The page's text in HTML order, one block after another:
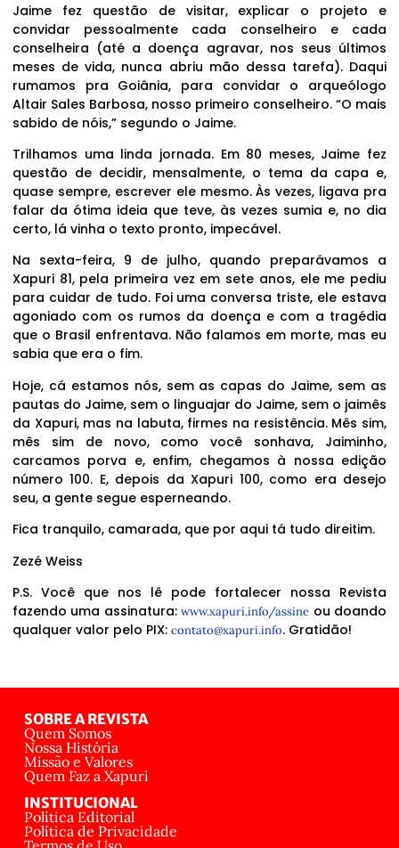
Jaime fez questão de visitar, explicar o projeto e
convidar pessoalmente cada conselheiro e cada
conselheira (até a doença agravar, nos seus últimos
meses de vida, nunca abriu mão dessa tarefa). Daqui
rumamos pra Goiânia, para convidar o arqueólogo
Altair Sales Barbosa, nosso primeiro conselheiro. “O mais
sabido de nóis,” segundo o Jaime.
Trilhamos uma linda jornada. Em 80 meses, Jaime fez
questão de decidir, mensalmente, o tema da capa e,
quase sempre, escrever ele mesmo. Às vezes, ligava pra
falar da ótima ideia que teve, às vezes sumia e, no dia
certo, lá vinha o texto pronto, impecável.
Na sexta-feira, 9 de julho, quando preparávamos a
Xapuri 81, pela primeira vez em sete anos, ele me pediu
para cuidar de tudo. Foi uma conversa triste, ele estava
agoniado com os rumos da doença e com a tragédia
que o Brasil enfrentava. Não falamos em morte, mas eu
sabia que era o fim.
Hoje, cá estamos nós, sem as capas do Jaime, sem as
pautas do Jaime, sem o linguajar do Jaime, sem o jaimês
da Xapuri, mas na labuta, firmes na resistência. Mês sim,
mês sim de novo, como você sonhava, Jaiminho,
carcamos porva e, enfim, chegamos à nossa edição
número 100. E, depois da Xapuri 100, como era desejo
seu, a gente segue esperneando.
Fica tranquilo, camarada, que por aqui tá tudo direitim.
Zezé Weiss
P.S. Você que nos lê pode fortalecer nossa Revista
fazendo uma assinatura:www.xapuri.info/assine ou doando
qualquer valor pelo PIX: contato@xapuri.info. Gratidão!
SOBRE A REVISTA
Quem Somos
Nossa História
Missão e Valores
Quem Faz a Xapuri
INSTITUCIONAL
Política Editorial
Política de Privacidade